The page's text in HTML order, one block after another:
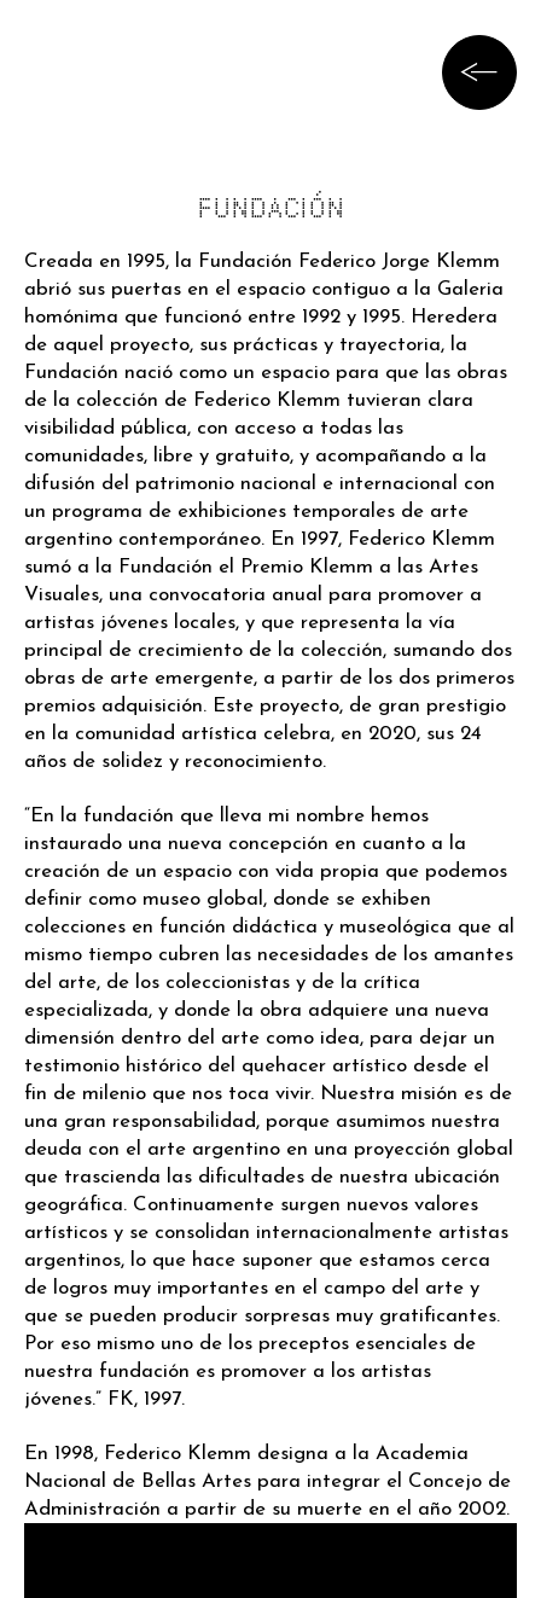
FUNDACIÓN
Creada en 1995, la Fundación Federico Jorge Klemm
abrió sus puertas en el espacio contiguo a la Galeria
homónima que funcionó entre 1992 y 1995. Heredera
de aquel proyecto, sus prácticas y trayectoria, la
Fundación nació como un espacio para que las obras
de la colección de Federico Klemm tuvieran clara
visibilidad pública, con acceso a todas las
comunidades, libre y gratuito, y acompañando a la
difusión del patrimonio nacional e internacional con
un programa de exhibiciones temporales de arte
argentino contemporáneo. En 1997, Federico Klemm
sumó a la Fundación el Premio Klemm a las Artes
Visuales, una convocatoria anual para promover a
artistas jóvenes locales, y que representa la vía
principal de crecimiento de la colección, sumando dos
obras de arte emergente, a partir de los dos primeros
premios adquisición. Este proyecto, de gran prestigio
en la comunidad artística celebra, en 2020, sus 24
años de solidez y reconocimiento.
“En la fundación que lleva mi nombre hemos
instaurado una nueva concepción en cuanto a la
creación de un espacio con vida propia que podemos
definir como museo global, donde se exhiben
colecciones en función didáctica y museológica que al
mismo tiempo cubren las necesidades de los amantes
del arte, de los coleccionistas y de la crítica
especializada, y donde la obra adquiere una nueva
dimensión dentro del arte como idea, para dejar un
testimonio histórico del quehacer artístico desde el
fin de milenio que nos toca vivir. Nuestra misión es de
una gran responsabilidad, porque asumimos nuestra
deuda con el arte argentino en una proyección global
que trascienda las dificultades de nuestra ubicación
geográfica. Continuamente surgen nuevos valores
artísticos y se consolidan internacionalmente artistas
argentinos, lo que hace suponer que estamos cerca
de logros muy importantes en el campo del arte y
que se pueden producir sorpresas muy gratificantes.
Por eso mismo uno de los preceptos esenciales de
nuestra fundación es promover a los artistas
jóvenes.” FK, 1997.
En 1998, Federico Klemm designa a la Academia
Nacional de Bellas Artes para integrar el Concejo de
Administración a partir de su muerte en el año 2002.